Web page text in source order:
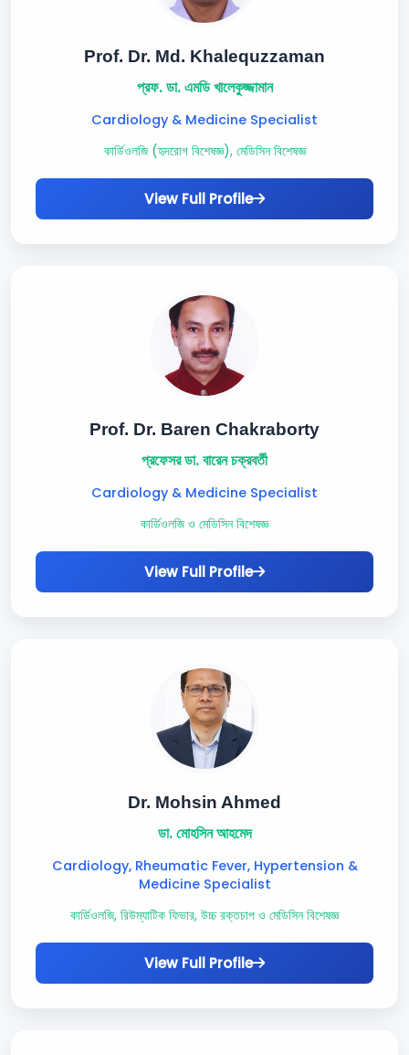
Prof. Dr. Md. Khalequzzaman
প্রফ. ডা. এমডি খালেকুজ্জামান
Cardiology & Medicine Specialist
কার্ডিওলজি (হৃদরোগ বিশেষজ্ঞ), মেডিসিন বিশেষজ্ঞ
View Full Profile
Prof. Dr. Baren Chakraborty
প্রফেসর ডা. বারেন চক্রবর্তী
Cardiology & Medicine Specialist
কার্ডিওলজি ও মেডিসিন বিশেষজ্ঞ
View Full Profile
Dr. Mohsin Ahmed
ডা. মোহসিন আহমেদ
Cardiology, Rheumatic Fever, Hypertension &
Medicine Specialist
কার্ডিওলজি, রিউম্যাটিক ফিভার, উচ্চ রক্তচাপ ও মেডিসিন বিশেষজ্ঞ
View Full Profile